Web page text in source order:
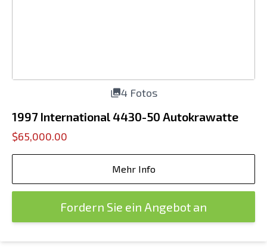
4 Fotos
1997 International 4430-50 Autokrawatte
$65,000.00
Mehr Info
Fordern Sie ein Angebot an